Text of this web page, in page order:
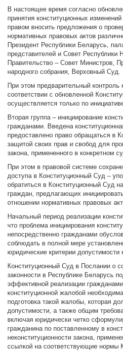
В настоящее время согласно
принятия конституционных
правом вносить предложения о
нормативных правовых актов
Президент Республики Беларусь,
представителей и Совет Республики
Правительство – Совет Министров,
народного собрания, Верховный Суд.
При этом предварительный контроль
соответствии с обновленной
осуществляется только по
Вторая группа – инициирование
гражданами. Введена
предоставлено право обращаться в
защитой своих прав и свобод для
закона, примененного в конкретном
При этом в правовой системе
доступа в Конституционный Суд –
обратиться в Конституционный Суд
граждан, предлагающих
отношении нормативных правовых
Начальный период реализации
что проблема инициирования
непосредственно гражданами
соблюдать в полной мере
юридические критерии допустимости
Конституционный Суд в Послании о
законности в Республике Беларусь
эффективной реализации
конституционной жалобой
подготовка такой жалобы, которая
допустимости, а также общим
включая юридически четко
гражданина по поставленному в
неконституционности закона,
ссылкой на соответствующие нормы